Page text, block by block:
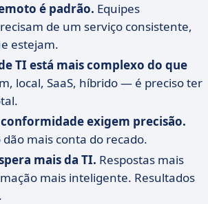
é padrão. Equipes
de um serviço consistente,
estejam.
TI está mais complexo do que
local, SaaS, híbrido — é preciso ter
conformidade exigem precisão.
mais conta do recado.
mais da TI. Respostas mais
mais inteligente. Resultados